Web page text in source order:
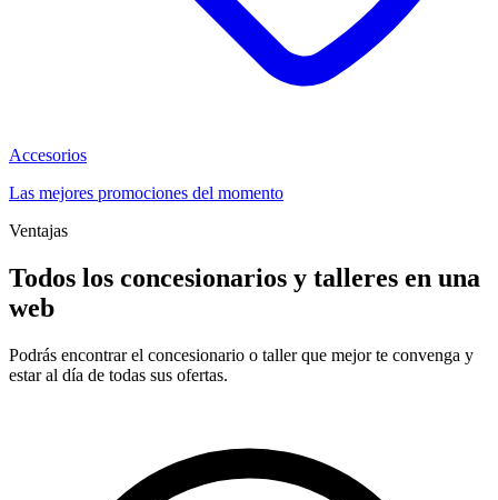
Accesorios
Las mejores promociones del momento
Ventajas
Todos los concesionarios y talleres en una
web
Podrás encontrar el concesionario o taller que mejor te convenga y
estar al día de todas sus ofertas.